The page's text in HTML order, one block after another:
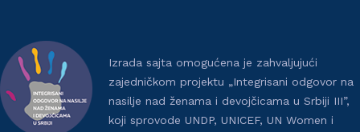
Izrada sajta omogućena je zahvaljujući
zajedničkom projektu „Integrisani odgovor na
nasilje nad ženama i devojčicama u Srbiji III”,
koji sprovode UNDP, UNICEF, UN Women i